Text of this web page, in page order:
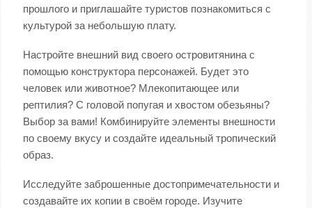
прошлого и приглашайте туристов познакомиться с
культурой за небольшую плату.
Настройте внешний вид своего островитянина с
помощью конструктора персонажей. Будет это
человек или животное? Млекопитающее или
рептилия? С головой попугая и хвостом обезьяны?
Выбор за вами! Комбинируйте элементы внешности
по своему вкусу и создайте идеальный тропический
образ.
Исследуйте заброшенные достопримечательности и
создавайте их копии в своём городе. Изучите